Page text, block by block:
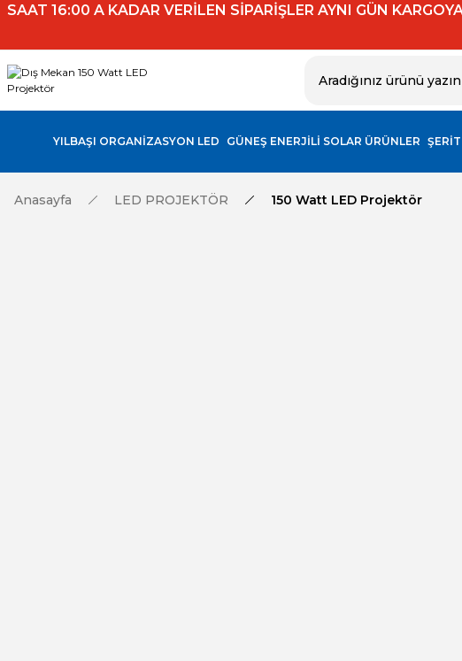
SAAT 16:00 A KADAR VERİLEN SİPARİŞLER AYNI GÜN
YILBAŞI ORGANİZASYON LED GÜNEŞ ENERJİLİ SOLAR ÜRÜNLER
Anasayfa LED PROJEKTÖR 150 Watt LED Projektör